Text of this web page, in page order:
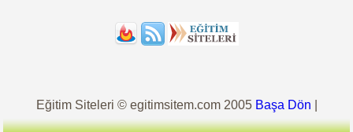
Eğitim Siteleri © egitimsitem.com 2005 Başa Dön